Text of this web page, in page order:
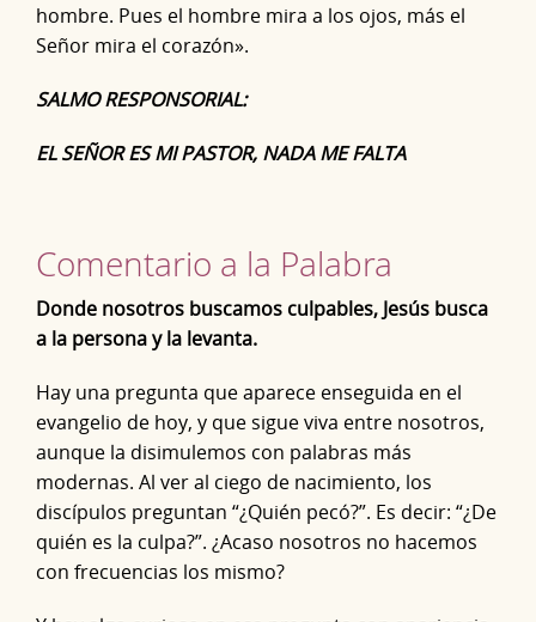
hombre. Pues el hombre mira a los ojos, más el
Señor mira el corazón».
SALMO RESPONSORIAL:
EL SEÑOR ES MI PASTOR, NADA ME FALTA
Comentario a la Palabra
Donde nosotros buscamos culpables, Jesús busca
a la persona y la levanta.
Hay una pregunta que aparece enseguida en el
evangelio de hoy, y que sigue viva entre nosotros,
aunque la disimulemos con palabras más
modernas. Al ver al ciego de nacimiento, los
discípulos preguntan “¿Quién pecó?”. Es decir: “¿De
quién es la culpa?”. ¿Acaso nosotros no hacemos
con frecuencias los mismo?